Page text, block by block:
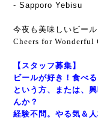
- Sapporo Yebisu
今夜も美味しいビー
Cheers for Wonderful
【スタッフ募集】
ビールが好き！食べ
という方、または、
んか？
経験不問。やる気＆